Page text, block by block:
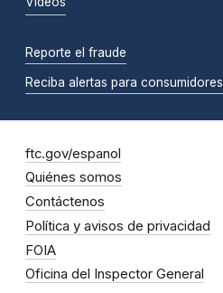
Reporte el fraude
Reciba alertas para consumidores
ftc.gov/espanol
Quiénes somos
Contáctenos
Política y avisos de privacidad
FOIA
Oficina del Inspector General